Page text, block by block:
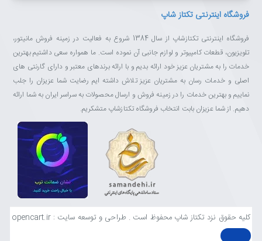
فروشگاه اینترنتی تکتاز شاپ
فروشگاه اینترنتی تکتازشاپ از سال 1384 شروع به فعالیت در زمینه فروش مانیتور،
تلویزیون، قطعات کامپیوتر و لوازم جانبی آن نموده است. ما همواره سعی داشتیم بهترین
خدمات را به مشتریان عزیز خود ارائه بدیم و با ارائه برندهای معتبر و دارای گارنتی های
اصلی و خدمات رسان به مشتریان عزیز تلاش داشته ایم رضایت شما عزیزان را جلب
نماییم و بهترین خدمات را در زمینه فروش و ارسال محصولات به سراسر ایران به شما ارائه
دهیم. از شما عزیزان بابت انتخاب فروشگاه تکتازشاپ متشکریم.
کلیه حقوق نزد تکتاز شاپ محفوظ است . طراحی و توسعه سایت : opencart.ir